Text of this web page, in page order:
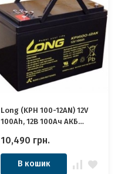
Long (KPH 100-12AN) 12V
100Ah, 12В 100Ач АКБ
Котла, Інвертора, ДБЖ,
Панелей Сонячних
10,490 грн.
В кошик